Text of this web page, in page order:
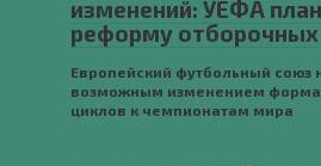
изменений: УЕФА
реформу отборочных
Европейский футбольный союз
возможным изменением
циклов к чемпионатам мира